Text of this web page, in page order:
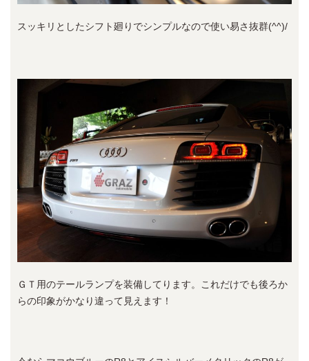
スッキリとしたシフト廻りでシンプルなので使い易さ抜群(^^)/
ＧＴ用のテールランプを装備してります。これだけでも後ろか
らの印象がかなり違って見えます！